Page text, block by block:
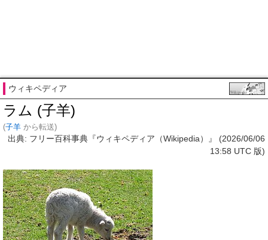
ウィキペディア
ラム (子羊)
(子羊 から転送)
出典: フリー百科事典『ウィキペディア（Wikipedia）』 (2026/06/06
13:58 UTC 版)